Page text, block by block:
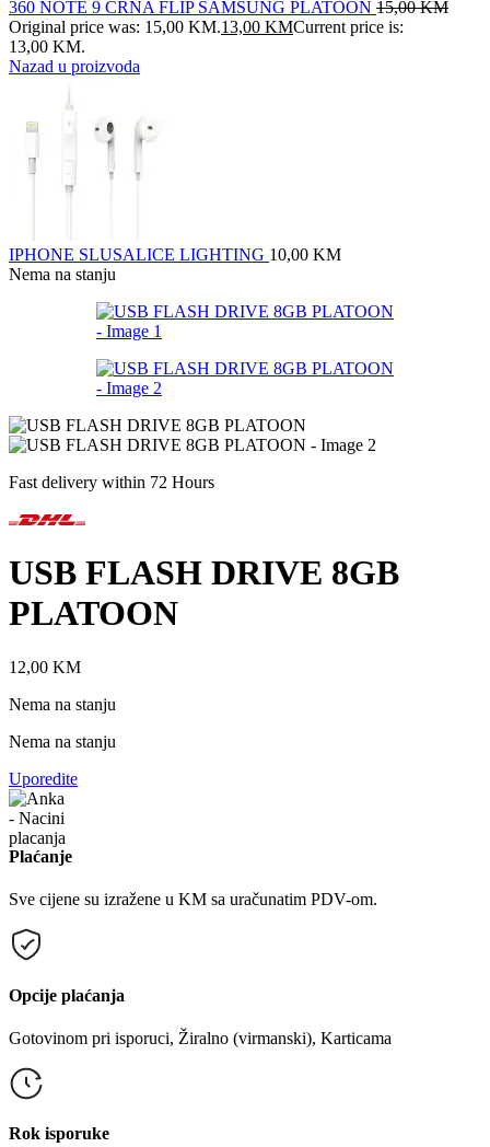
360 NOTE 9 CRNA FLIP SAMSUNG PLATOON 15,00KM
Original price was: 15,00 KM.13,00 KMCurrent price is:
13,00 KM.
Nazad u proizvoda
IPHONE SLUSALICE LIGHTING 10,00 KM
Nema na stanju
Fast delivery within 72 Hours
USB FLASH DRIVE 8GB
PLATOON
12,00 KM
Nema na stanju
Nema na stanju
Uporedite
Plaćanje
Sve cijene su izražene u KM sa uračunatim PDV-om.
Opcije plaćanja
Gotovinom pri isporuci, Žiralno (virmanski), Karticama
Rok isporuke